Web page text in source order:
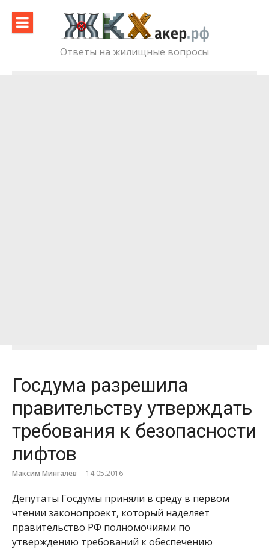
content
Ответы на жилищные вопросы
Госдума разрешила
правительству утверждать
требования к безопасности
лифтов
Максим Мингалёв 14.05.2016
Депутаты Госдумы приняли в среду в первом
чтении законопроект, который наделяет
правительство РФ полномочиями по
утверждению требований к обеспечению